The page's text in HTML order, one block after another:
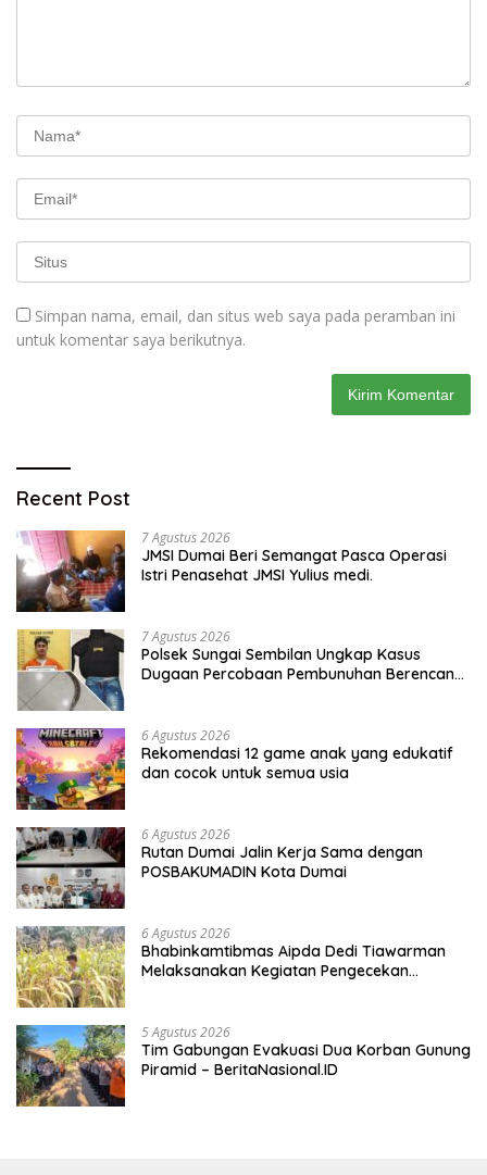
Simpan nama, email, dan situs web saya pada peramban ini
untuk komentar saya berikutnya.
Recent Post
7 Agustus 2026
JMSI Dumai Beri Semangat Pasca Operasi
Istri Penasehat JMSI Yulius medi.
7 Agustus 2026
Polsek Sungai Sembilan Ungkap Kasus
Dugaan Percobaan Pembunuhan Berencana,
6 Agustus 2026
Rekomendasi 12 game anak yang edukatif
dan cocok untuk semua usia
6 Agustus 2026
Rutan Dumai Jalin Kerja Sama dengan
POSBAKUMADIN Kota Dumai
6 Agustus 2026
Bhabinkamtibmas Aipda Dedi Tiawarman
Melaksanakan Kegiatan Pengecekan
5 Agustus 2026
Tim Gabungan Evakuasi Dua Korban Gunung
Piramid – BeritaNasional.ID